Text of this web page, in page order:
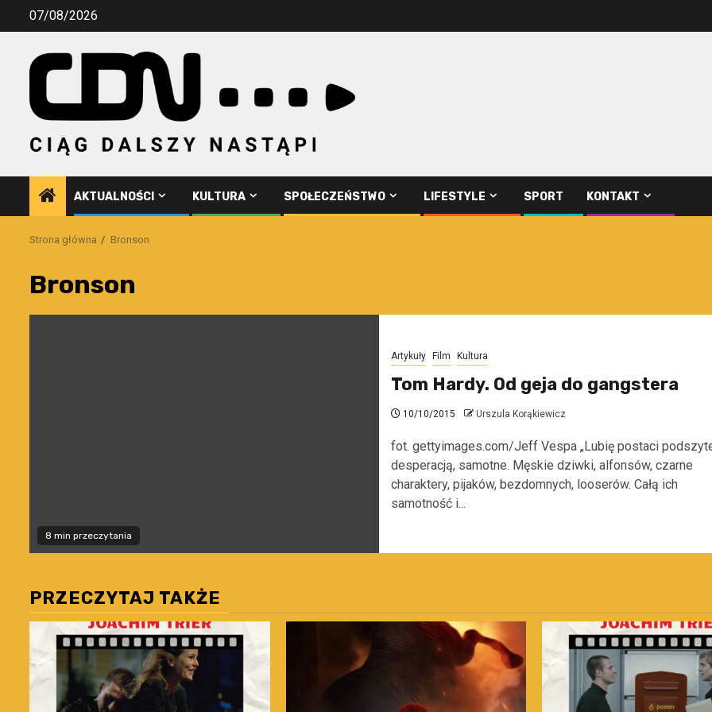
Przejdź07/08/2026
AKTUALNOŚCI KULTURA SPOŁECZEŃSTWO LIFESTYLE SPORT KONTAKT
Strona główna Bronson
Bronson
8 min przeczytania
Artykuły Film Kultura
Tom Hardy. Od geja do gangstera
10/10/2015 Urszula Korąkiewicz
fot. gettyimages.com/Jeff Vespa „Lubię postaci
desperacją, samotne. Męskie dziwki, alfonsów, czarne
charaktery, pijaków, bezdomnych, looserów. Całą ich
samotność i...
PRZECZYTAJ TAKŻE